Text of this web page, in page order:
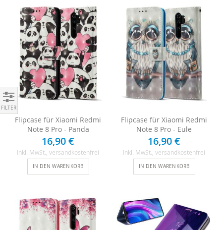
Flipcase für Xiaomi Redmi
Note 8 Pro - Panda
16,90 €
Inkl. MwSt. , versandkostenfrei
IN DEN WARENKORB
Flipcase für Xiaomi Redmi
Note 8 Pro - Eule
16,90 €
Inkl. MwSt. , versandkostenfrei
IN DEN WARENKORB
Einkaufen nach